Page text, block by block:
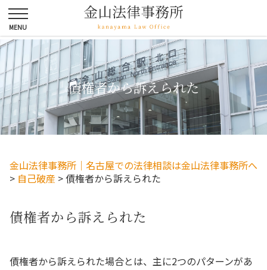
債権者から訴えられた
金山法律事務所｜名古屋での法律相談は金山法律事務所へ
> 自己破産 >債権者から訴えられた
債権者から訴えられた
債権者から訴えられた場合とは、主に2つのパターンがあ